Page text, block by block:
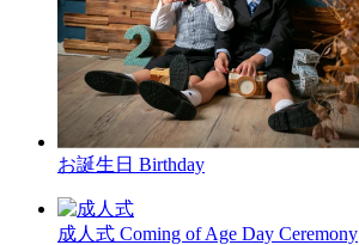
お誕生日 Birthday
成人式 Coming of Age Day Ceremony